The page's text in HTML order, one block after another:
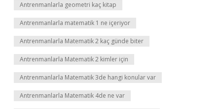
Antrenmanlarla geometri kaç kitap
Antrenmanlarla matematik 1 ne içeriyor
Antrenmanlarla Matematik 2 kaç günde biter
Antrenmanlarla Matematik 2 kimler için
Antrenmanlarla Matematik 3de hangi konular var
Antrenmanlarla Matematik 4de ne var